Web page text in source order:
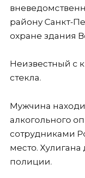
району Санкт-
охране здания
Неизвестный с
стекла.
Мужчина
алкогольного
сотрудниками
место. Хулигана
полиции.